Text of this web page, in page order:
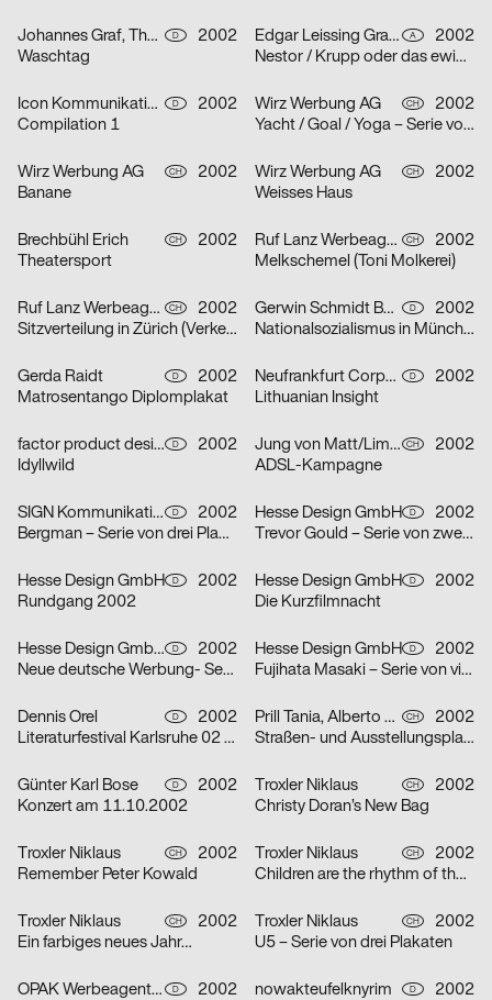
Johannes Graf, Thorsten Lehmann D
2002
Waschtag
Edgar Leissing Grafik Design A
2002
Nestor / Krupp oder das ewige Leben / Hartes Herz – Serie von drei Plakaten
Icon Kommunikationsdesign D
2002
Compilation 1
Wirz Werbung AG CH
2002
Yacht / Goal / Yoga – Serie von drei Plakaten
Wirz Werbung AG CH
2002
Banane
Wirz Werbung AG CH
2002
Weisses Haus
Brechbühl Erich CH
2002
Theatersport
Ruf Lanz Werbeagentur AG CH
2002
Melkschemel (Toni Molkerei)
Ruf Lanz Werbeagentur AG CH
2002
Sitzverteilung in Zürich (Verkehrsbetriebe Zürich)
Gerwin Schmidt Büro für visuelle Gestaltung D
2002
Nationalsozialismus in München
Gerda Raidt D
2002
Matrosentango Diplomplakat
Neufrankfurt Corporate Design GmbH D
2002
Lithuanian Insight
factor product designagentur D
2002
Idyllwild
Jung von Matt/Limmat AG CH
2002
ADSL-Kampagne
SIGN Kommunikation GmbH D
2002
Bergman – Serie von drei Plakaten
Hesse Design GmbH D
2002
Trevor Gould – Serie von zwei Plakaten
Hesse Design GmbH D
2002
Rundgang 2002
Hesse Design GmbH D
2002
Die Kurzfilmnacht
Hesse Design GmbH, Arthur Marek, Guido Heffels, Christian Boros, nowakteufelknyrim D
2002
Neue deutsche Werbung- Serie von drei Plakaten
Hesse Design GmbH D
2002
Fujihata Masaki – Serie von vier Plakaten
Dennis Orel D
2002
Literaturfestival Karlsruhe 02 – Serie von drei Plakaten
Prill Tania, Alberto Vieceli CH
2002
Straßen- und Ausstellungsplakate: Stand der Dinge: Neustes Wohnen in Zürich – Serie von sechs Plakaten
Günter Karl Bose D
2002
Konzert am 11.10.2002
Troxler Niklaus CH
2002
Christy Doran’s New Bag
Troxler Niklaus CH
2002
Remember Peter Kowald
Troxler Niklaus CH
2002
Children are the rhythm of the world
Troxler Niklaus CH
2002
Ein farbiges neues Jahr…
Troxler Niklaus CH
2002
U5 – Serie von drei Plakaten
OPAK Werbeagentur D
2002
nowakteufelknyrim D
2002